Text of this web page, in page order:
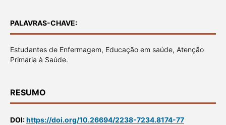
PALAVRAS-CHAVE:
Estudantes de Enfermagem, Educação em saúde, Atenção
Primária à Saúde.
RESUMO
DOI:https://doi.org/10.26694/2238-7234.8174-77